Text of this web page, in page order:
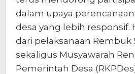
dalam upaya
desa yang lebih responsif.
dari pelaksanaan Rembuk
sekaligus Musyawarah
Pemerintah Desa